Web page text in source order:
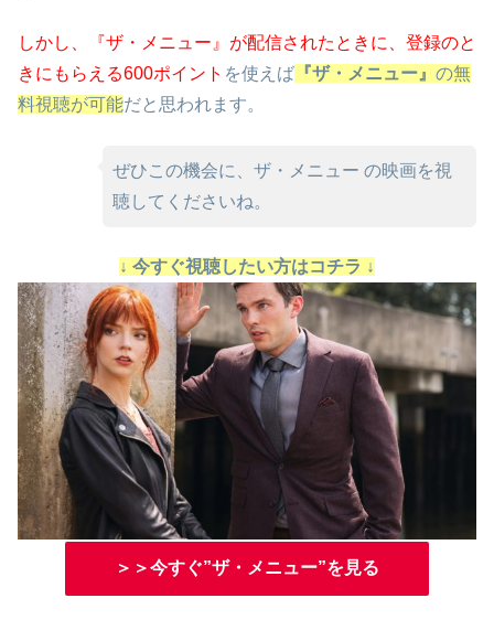
しかし、『ザ・メニュー』が配信されたときに、 登録のと
きにもらえる600ポイント を使えば 『ザ・メニュー』 の無
料視聴が可能だと思われます。
ぜひこの機会に、ザ・メニュー の映画を視
聴してくださいね。
↓ 今すぐ視聴したい方はコチラ ↓
＞＞今すぐ”ザ・メニュー”を見る